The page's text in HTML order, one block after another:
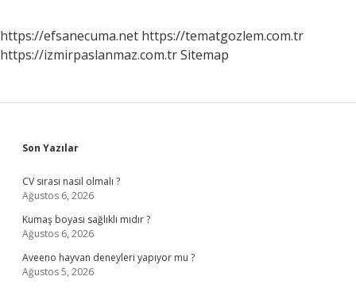
https://efsanecuma.net https://tematgozlem.com.tr
https://izmirpaslanmaz.com.trSitemap
Sidebar
Son Yazılar
CV sırası nasıl olmalı ?
Ağustos 6, 2026
Kumaş boyası sağlıklı mıdır ?
Ağustos 6, 2026
Aveeno hayvan deneyleri yapıyor mu ?
Ağustos 5, 2026